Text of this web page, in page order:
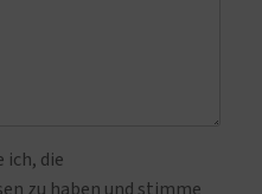
ich, die